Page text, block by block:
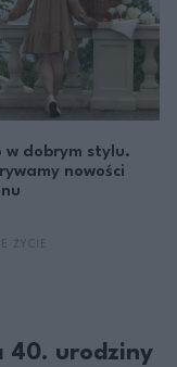
w dobrym stylu.
nowości
40. urodziny